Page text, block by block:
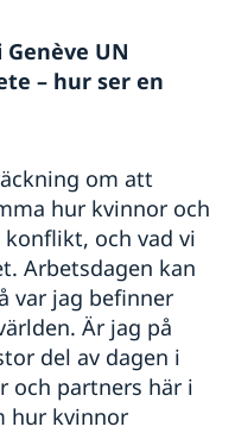
UN
– hur ser en
om att
hur kvinnor och
och vad vi
Arbetsdagen kan
var jag befinner
Är jag på
del av dagen i
och partners här i
hur kvinnor